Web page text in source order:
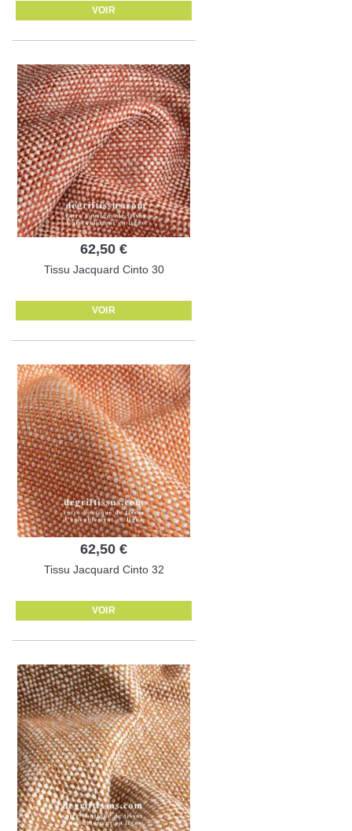
VOIR
62,50 €
Tissu Jacquard Cinto 30
VOIR
62,50 €
Tissu Jacquard Cinto 32
VOIR